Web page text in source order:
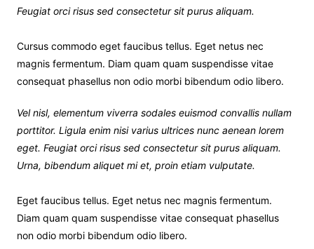
Feugiat orci risus sed consectetur sit purus aliquam.
Cursus commodo eget faucibus tellus. Eget netus nec
magnis fermentum. Diam quam quam suspendisse vitae
consequat phasellus non odio morbi bibendum odio libero.
Vel nisl, elementum viverra sodales euismod convallis nullam
porttitor. Ligula enim nisi varius ultrices nunc aenean lorem
eget. Feugiat orci risus sed consectetur sit purus aliquam.
Urna, bibendum aliquet mi et, proin etiam vulputate.
Eget faucibus tellus. Eget netus nec magnis fermentum.
Diam quam quam suspendisse vitae consequat phasellus
non odio morbi bibendum odio libero.